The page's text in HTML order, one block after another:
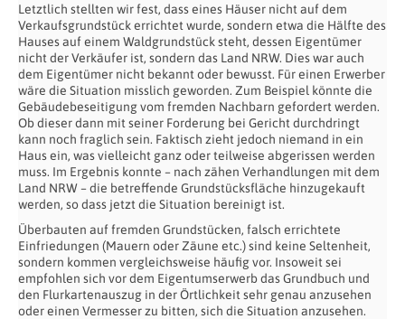
Letztlich stellten wir fest, dass eines Häuser nicht auf dem
Verkaufsgrundstück errichtet wurde, sondern etwa die Hälfte des
Hauses auf einem Waldgrundstück steht, dessen Eigentümer
nicht der Verkäufer ist, sondern das Land NRW. Dies war auch
dem Eigentümer nicht bekannt oder bewusst. Für einen Erwerber
wäre die Situation misslich geworden. Zum Beispiel könnte die
Gebäudebeseitigung vom fremden Nachbarn gefordert werden.
Ob dieser dann mit seiner Forderung bei Gericht durchdringt
kann noch fraglich sein. Faktisch zieht jedoch niemand in ein
Haus ein, was vielleicht ganz oder teilweise abgerissen werden
muss. Im Ergebnis konnte – nach zähen Verhandlungen mit dem
Land NRW – die betreffende Grundstücksfläche hinzugekauft
werden, so dass jetzt die Situation bereinigt ist.
Überbauten auf fremden Grundstücken, falsch errichtete
Einfriedungen (Mauern oder Zäune etc.) sind keine Seltenheit,
sondern kommen vergleichsweise häufig vor. Insoweit sei
empfohlen sich vor dem Eigentumserwerb das Grundbuch und
den Flurkartenauszug in der Örtlichkeit sehr genau anzusehen
oder einen Vermesser zu bitten, sich die Situation anzusehen.